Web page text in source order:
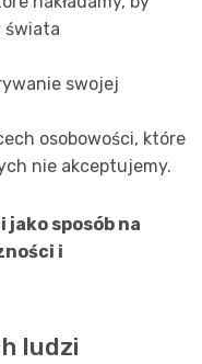
świata
swojej
osobowości, które
nie akceptujemy.
jako sposób na
i
ludzi